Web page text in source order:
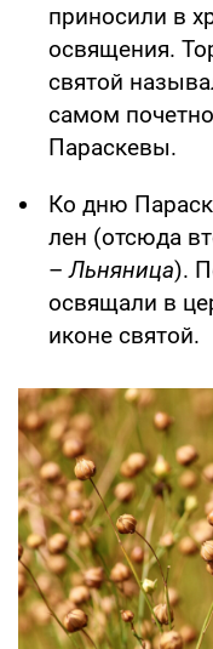
приносили в
освящения.
святой
самом
Параскевы.
Ко дню
лен (отсюда
–Льняница).
освящали в
иконе святой.